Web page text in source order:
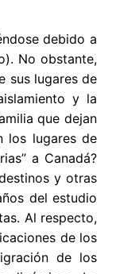
debido a
No obstante,
sus lugares de
y la
que dejan
los lugares de
a Canadá?
y otras
del estudio
Al respecto,
de los
de los